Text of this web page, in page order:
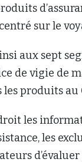
sur le
aux sept
de vigie de
produits au
les
les